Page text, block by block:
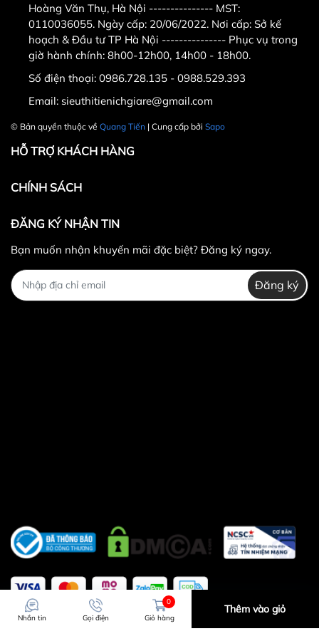
Hoàng Văn Thụ, Hà Nội --------------- MST:
0110036055. Ngày cấp: 20/06/2022. Nơi cấp: Sở kế
hoạch & Đầu tư TP Hà Nội --------------- Phục vụ trong
giờ hành chính: 8h00-12h00, 14h00 - 18h00.
Số điện thoại: 0986.728.135 - 0988.529.393
Email: sieuthitienichgiare@gmail.com
© Bản quyền thuộc về Quang Tiến | Cung cấp bởi Sapo
HỖ TRỢ KHÁCH HÀNG
CHÍNH SÁCH
ĐĂNG KÝ NHẬN TIN
Bạn muốn nhận khuyến mãi đặc biệt? Đăng ký ngay.
Đăng ký
Nhắn tin Gọi điện
0
Giỏ hàng
Thêm vào giỏ